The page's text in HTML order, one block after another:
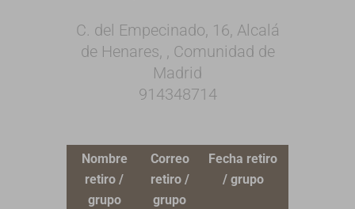
C. del Empecinado, 16, Alcalá
de Henares, , Comunidad de
Madrid
914348714
Nombre
retiro /
grupo
Correo
retiro /
grupo
Fecha retiro
/ grupo